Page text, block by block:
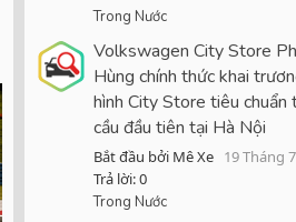
Trong Nước
Volkswagen City Store
Hùng chính thức khai
hình City Store tiêu chuẩn
cầu đầu tiên tại Hà Nội
Bắt đầu bởi Mê Xe 19 Tháng
Trả lời: 0
Trong Nước